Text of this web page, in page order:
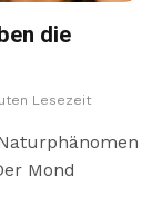
die
Lesezeit
Mond